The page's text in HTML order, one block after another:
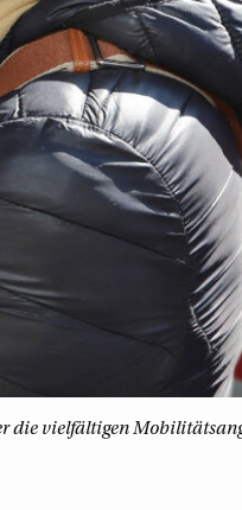
die vielfältigen